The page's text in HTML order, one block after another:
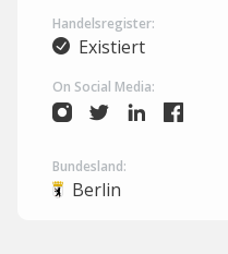
Handelsregister:
Existiert
On Social Media:
Bundesland:
Berlin